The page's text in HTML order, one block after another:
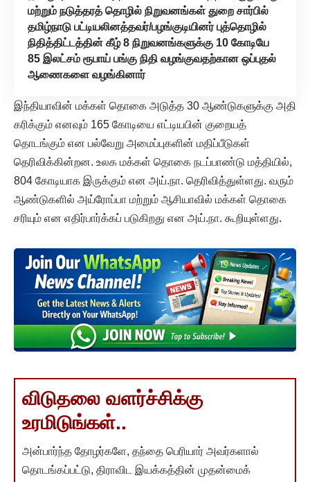
மற்றும் நடுத்தரத் தொழில் நிறுவனங்கள் துறை சார்பில்
தமிழ்நாடு பட்டியலினத்தவர்/பழங்குடியினர் புத்தொழில்
நிதித்திட்டத்தின் கீழ் 8 நிறுவனங்களுக்கு 10 கோடியே
85 இலட்சம் ரூபாய் பங்கு நிதி வழங்குவதற்கான ஒப்புதல்
ஆணைகளை வழங்கினார்
இந்தியாவின் மக்கள் தொகை அடுத்த 30 ஆண்டுகளுக்கு அதி
கரிக்கும் எனவும் 165 கோடியை எட்டியபின் குறையத்
தொடங்கும் என பல்வேறு அமைப்புகளின் மதிப்பீடுகள்
தெரிவிக்கின்றன. உலக மக்கள் தொகை நடப்பாண்டு மத்தியில்,
804 கோடியாக இருக்கும் என அய்.நா. தெரிவித்துள்ளது. வரும்
ஆண்டுகளில் அய்ரோப்பா மற்றும் ஆசியாவில் மக்கள் தொகை
சரியும் என எதிர்பார்க்கப் படுகிறது என அய்.நா. கூறியுள்ளது.
விடுதலை வளர்ச்சிக்கு
உரமிடுங்கள்..
அன்பார்ந்த தோழர்களே, தந்தை பெரியார் அவர்களால்
தொடங்கப்பட்டு, திராவிட இயக்கத்தின் முதன்மைக்